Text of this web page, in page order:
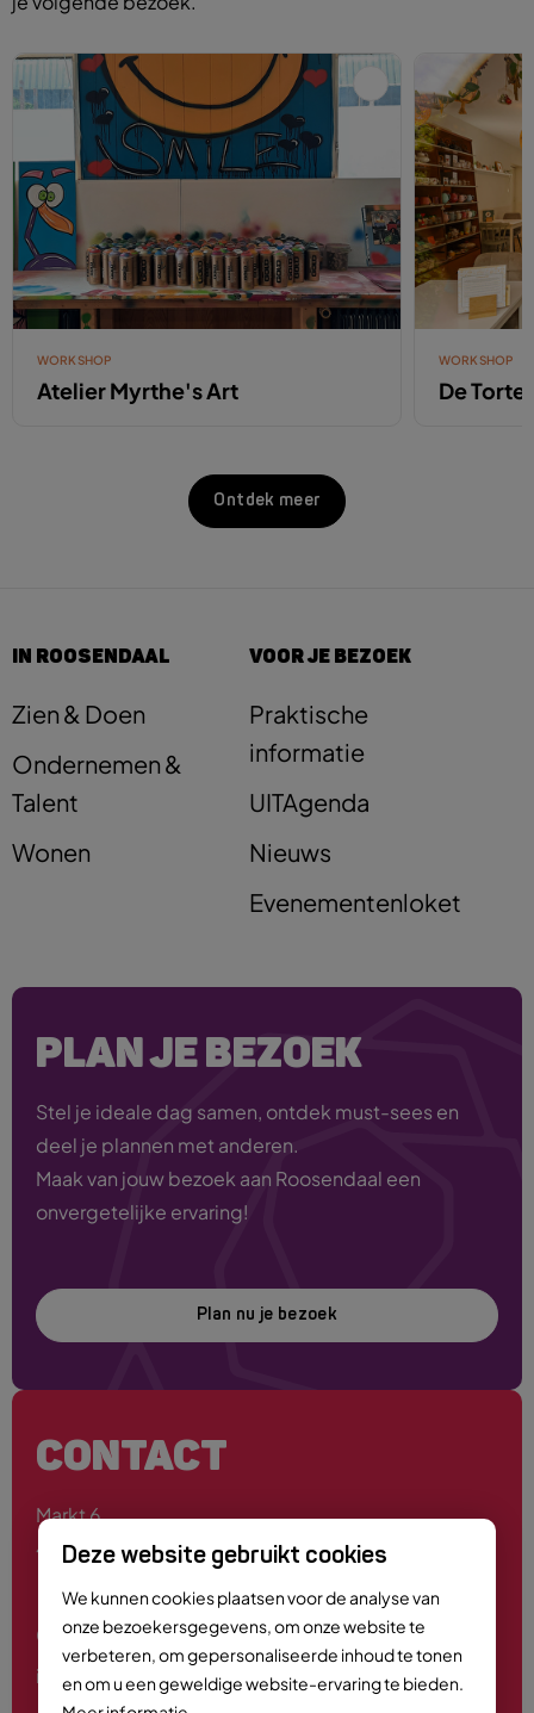
Deze website gebruikt cookies
We kunnen cookies plaatsen voor de analyse van
onze bezoekersgegevens, om onze website te
verbeteren, om gepersonaliseerde inhoud te tonen
en om u een geweldige website-ervaring te bieden.
WORKSHOP
Atelier Myrthe's Art
WORKSHOP
De
Ontdek meer
IN ROOSENDAAL
Zien & Doen
Ondernemen &
Talent
Wonen
VOOR JE BEZOEK
Praktische
informatie
UITAgenda
Nieuws
Evenementenloket
PLAN JE BEZOEK
Stel je ideale dag samen, ontdek must-sees en
deel je plannen met anderen.
Maak van jouw bezoek aan Roosendaal een
onvergetelijke ervaring!
Plan nu je bezoek
CONTACT
Markt 6
4701 PE Roosendaal
0165 - 55 44 00
info@roosendaalcitymarketing.nl